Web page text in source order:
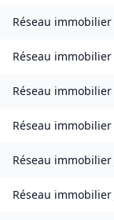
Réseau immobilier
Réseau immobilier
Réseau immobilier
Réseau immobilier
Réseau immobilier
Réseau immobilier